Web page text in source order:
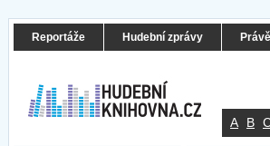
Reportáže Hudební zprávy
A B